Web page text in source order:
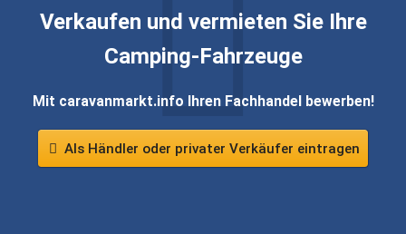
Verkaufen und vermieten Sie Ihre
Camping-Fahrzeuge
Mit caravanmarkt.info Ihren Fachhandel bewerben!
Als Händler oder privater Verkäufer eintragen